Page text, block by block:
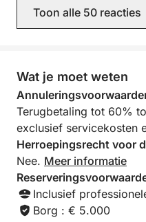
Fles champagne (of
Aanpasbare
verbinding aan boord).
Brandstof inbegrepen
Olivier van harte aan!
Toon alle 50 reacties
Wat je moet weten
Terugbetaling tot 60%
exclusief servicekosten
Herroepingsrecht voor
Nee. Meer informatie
Inclusief
Borg : € 5.000